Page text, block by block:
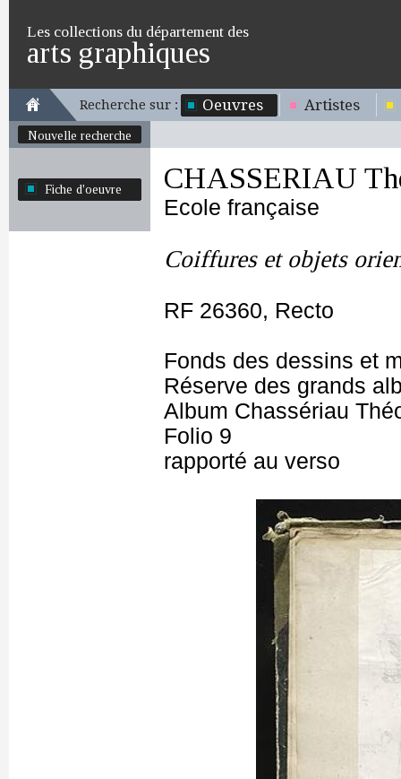
Les collections du département des
arts graphiques
Recherche sur : Oeuvres Artistes
Nouvelle recherche
Fiche d'oeuvre CHASSERIAU
Ecole française
Coiffures et objets
RF 26360, Recto
Fonds des dessins et
Réserve des grands
Album Chassériau
Folio 9
rapporté au verso